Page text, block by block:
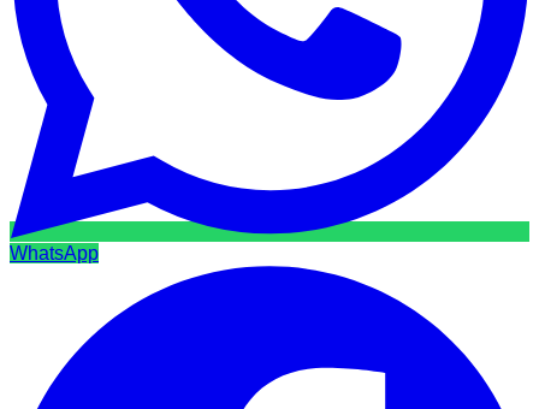
WhatsApp